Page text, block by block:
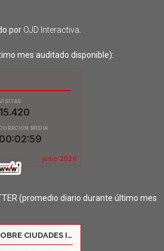
por OJD Interactiva.
mes auditado disponible):
(promedio diario durante último mes